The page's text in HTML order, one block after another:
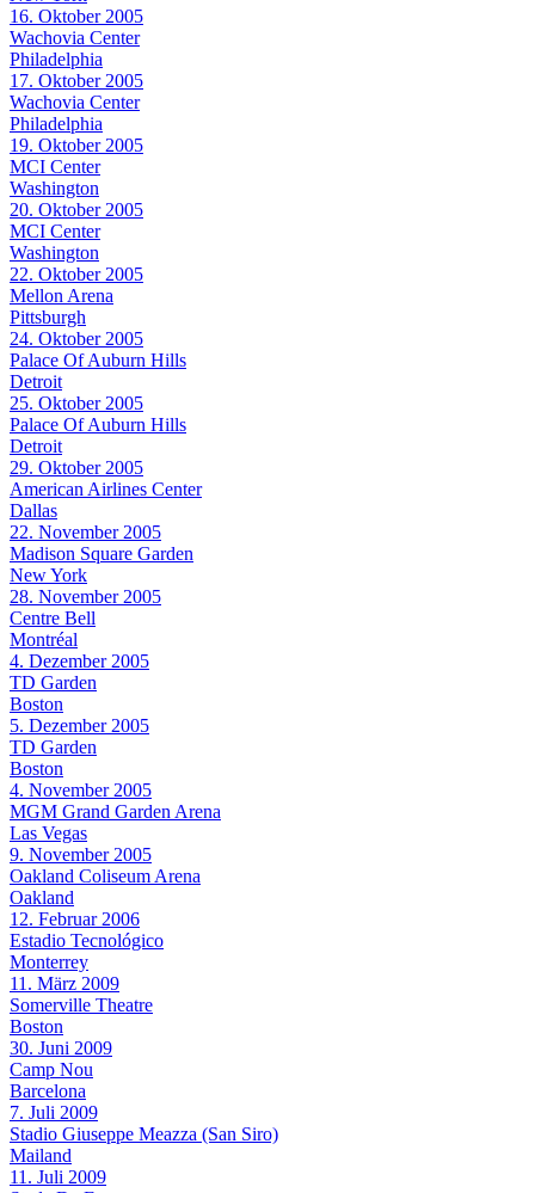
16. Oktober 2005
Wachovia Center
Philadelphia
17. Oktober 2005
Wachovia Center
Philadelphia
19. Oktober 2005
MCI Center
Washington
20. Oktober 2005
MCI Center
Washington
22. Oktober 2005
Mellon Arena
Pittsburgh
24. Oktober 2005
Palace Of Auburn Hills
Detroit
25. Oktober 2005
Palace Of Auburn Hills
Detroit
29. Oktober 2005
American Airlines Center
Dallas
22. November 2005
Madison Square Garden
New York
28. November 2005
Centre Bell
Montréal
4. Dezember 2005
TD Garden
Boston
5. Dezember 2005
TD Garden
Boston
4. November 2005
MGM Grand Garden Arena
Las Vegas
9. November 2005
Oakland Coliseum Arena
Oakland
12. Februar 2006
Estadio Tecnológico
Monterrey
11. März 2009
Somerville Theatre
Boston
30. Juni 2009
Camp Nou
Barcelona
7. Juli 2009
Stadio Giuseppe Meazza (San Siro)
Mailand
11. Juli 2009